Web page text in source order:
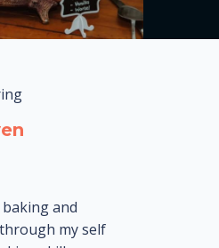
baking and
my self